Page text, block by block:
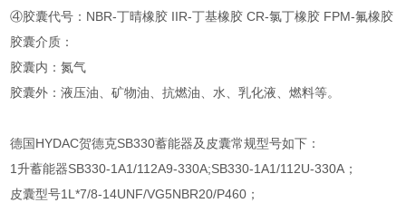
④胶囊代号：NBR-丁晴橡胶 IIR-丁基橡胶 CR-氯丁橡胶 FPM-氟橡胶
胶囊介质：
胶囊内：氮气
胶囊外：液压油、矿物油、抗燃油、水、乳化液、燃料等。
德国HYDAC贺德克SB330蓄能器及皮囊常规型号如下：
1升蓄能器SB330-1A1/112A9-330A;SB330-1A1/112U-330A；
皮囊型号1L*7/8-14UNF/VG5NBR20/P460；